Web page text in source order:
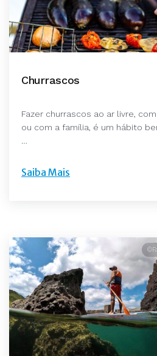
Churrascos
Fazer churrascos ao ar livre,
ou com a família, é um hábito
…
Saiba Mais